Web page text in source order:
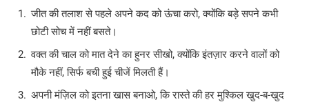
जीत की तलाश से पहले अपने कद को ऊंचा करो, क्योंकि बड़े सपने कभी
छोटी सोच में नहीं बसते।
वक्त की चाल को मात देने का हुनर सीखो, क्योंकि इंतज़ार करने वालों को
मौके नहीं, सिर्फ बची हुई चीजें मिलती हैं।
अपनी मंज़िल को इतना खास बनाओ, कि रास्ते की हर मुश्किल खुद-ब-खुद